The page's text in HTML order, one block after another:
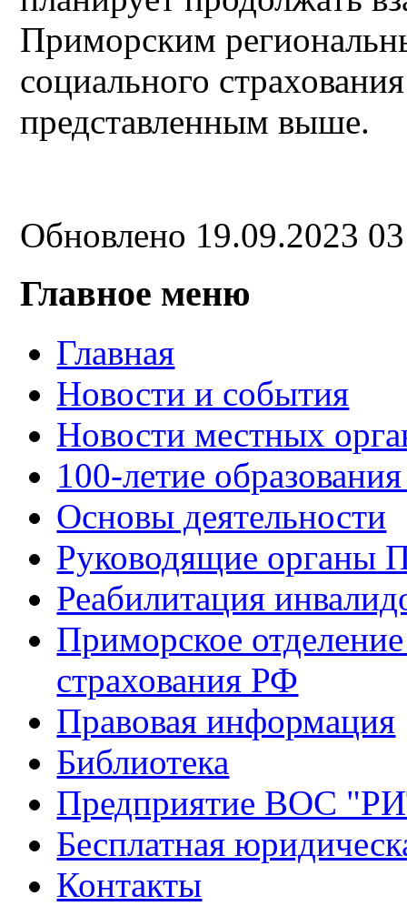
Приморским
социального
представленным выше.
Обновлено 19.09.2023
Главное меню
Главная
Новости и события
Новости местных
100-летие
Основы деятельности
Руководящие органы
Реабилитация
Приморское
страхования РФ
Правовая информация
Библиотека
Предприятие ВОС
Бесплатная
Контакты